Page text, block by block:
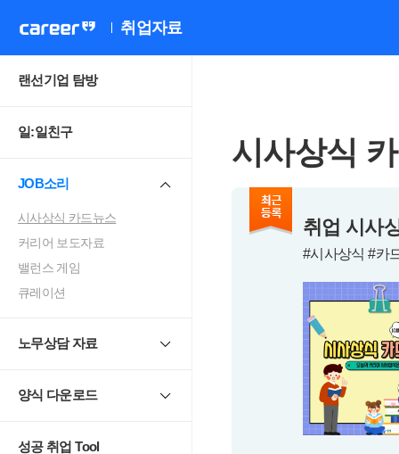
취업자료
랜선기업 탐방
일:일친구
JOB소리
시사상식 카드뉴스
커리어 보도자료
밸런스 게임
큐레이션
노무상담 자료
양식 다운로드
성공 취업 Tool
시사상식
취업 시사
#시사상식 #카